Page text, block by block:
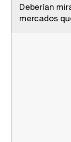
Deberían
mercados